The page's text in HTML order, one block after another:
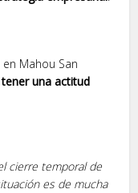
Mahou San
una actitud
cierre temporal de
es de mucha